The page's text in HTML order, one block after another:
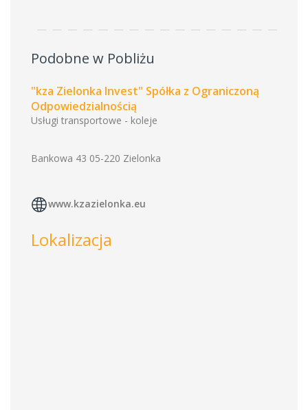
Podobne w Pobliżu
"kza Zielonka Invest" Spółka z Ograniczoną
Odpowiedzialnością
Usługi transportowe - koleje
Bankowa 43 05-220 Zielonka
www.kzazielonka.eu
Lokalizacja